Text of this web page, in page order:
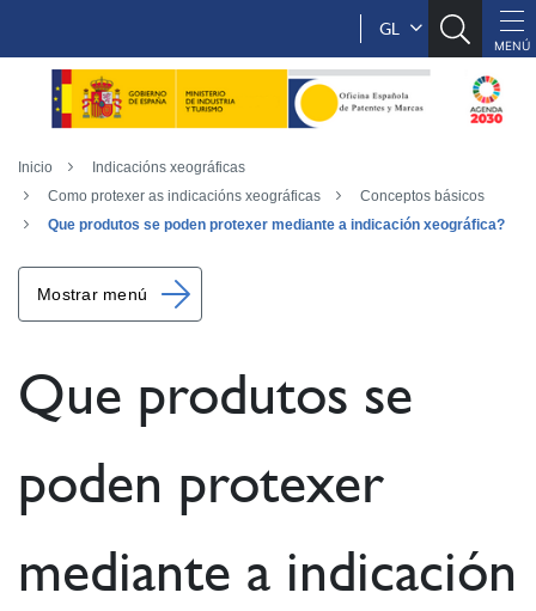
GL
Inicio
Indicacións xeográficas
Como protexer as indicacións xeográficas
Conceptos básicos
Que produtos se poden protexer mediante a indicación xeográfica?
Mostrar menú
Que produtos se
poden protexer
mediante a indicación